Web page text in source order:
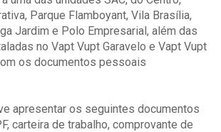
Parque Flamboyant, Vila Brasília,
Jardim e Polo Empresarial, além das
no Vapt Vupt Garavelo e Vapt Vupt
os documentos pessoais
apresentar os seguintes documentos
carteira de trabalho, comprovante de